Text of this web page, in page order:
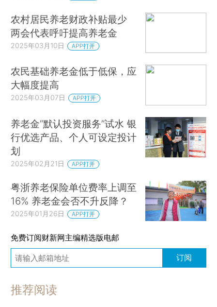
农村居民养老财政补贴最少
两会代表呼吁提高养老金
2025年03月10日 APP打开
农民基础养老金低于低保，应
大幅度提高
2025年03月07日 APP打开
养老金“默认投资服务”试水 银
行优选产品、个人可设定投计
划
2025年02月21日 APP打开
粤浙养老保险单位费率上调至
16% 养老金会否不升反降？
2025年01月26日 APP打开
免费订阅财新网主编精选版电邮
订阅
推荐阅读